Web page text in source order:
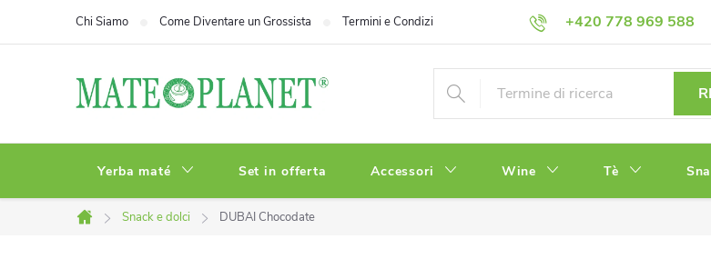
+420 778 969 588
Chi Siamo Come Diventare un Grossista Termini e Condizioni Informativa sulla Privacy
Yerba maté Set in offerta Accessori Wine Tè
Casa
Snack e dolci DUBAI Chocodate